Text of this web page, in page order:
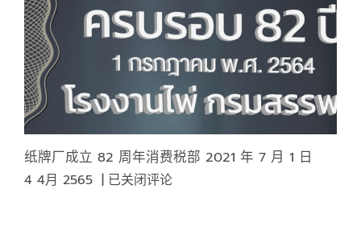
งาน
มหกรรม
ร่วมใจ
แก้
หนี้
“มี
ต้อง
แก้ไข
เริ่ม
纸牌厂成立 82 周年消费税部 2021 年 7 月 1 日
4 4月 2565 | 纸
已关闭评论